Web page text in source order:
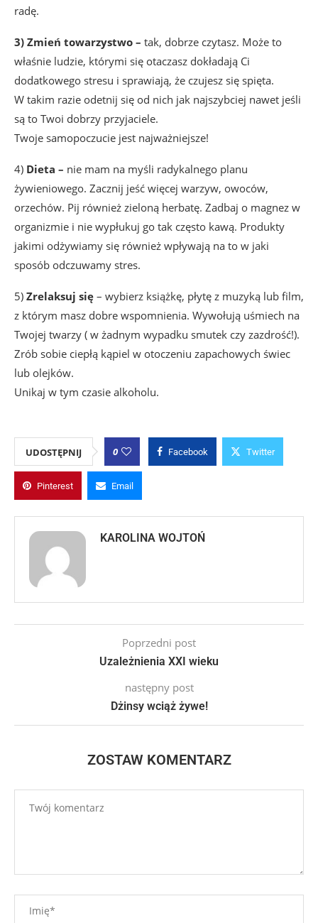
radę.
3) Zmień towarzystwo – tak, dobrze czytasz. Może to
właśnie ludzie, którymi się otaczasz dokładają Ci
dodatkowego stresu i sprawiają, że czujesz się spięta.
W takim razie odetnij się od nich jak najszybciej nawet jeśli
są to Twoi dobrzy przyjaciele.
Twoje samopoczucie jest najważniejsze!
4) Dieta – nie mam na myśli radykalnego planu
żywieniowego. Zacznij jeść więcej warzyw, owoców,
orzechów. Pij również zieloną herbatę. Zadbaj o magnez w
organizmie i nie wypłukuj go tak często kawą. Produkty
jakimi odżywiamy się również wpływają na to w jaki
sposób odczuwamy stres.
5) Zrelaksuj się – wybierz książkę, płytę z muzyką lub film,
z którym masz dobre wspomnienia. Wywołują uśmiech na
Twojej twarzy ( w żadnym wypadku smutek czy zazdrość!).
Zrób sobie ciepłą kąpiel w otoczeniu zapachowych świec
lub olejków.
Unikaj w tym czasie alkoholu.
UDOSTĘPNIJ 0 Facebook Twitter
Pinterest Email
KAROLINA WOJTOŃ
Poprzedni post
Uzależnienia XXI wieku
następny post
Dżinsy wciąż żywe!
ZOSTAW KOMENTARZ